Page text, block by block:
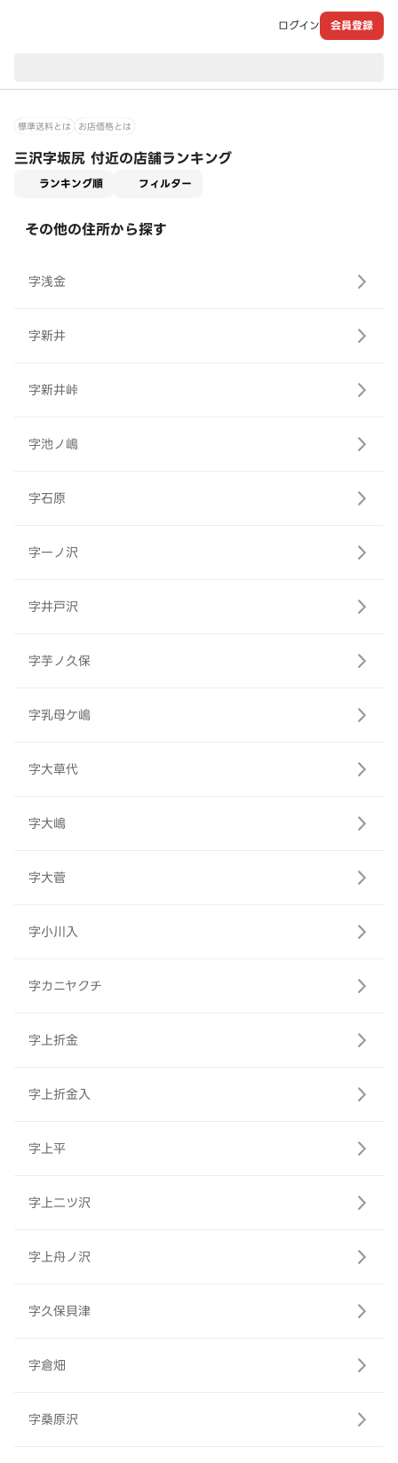
ログイン 会員登録
標準送料とは お店価格とは
三沢字坂尻 付近の店舗ランキング
ランキング順 フィルター
その他の住所から探す
字浅金
字新井
字新井峠
字池ノ嶋
字石原
字一ノ沢
字井戸沢
字芋ノ久保
字乳母ケ嶋
字大草代
字大嶋
字大菅
字小川入
字カニヤクチ
字上折金
字上折金入
字上平
字上二ツ沢
字上舟ノ沢
字久保貝津
字倉畑
字桑原沢